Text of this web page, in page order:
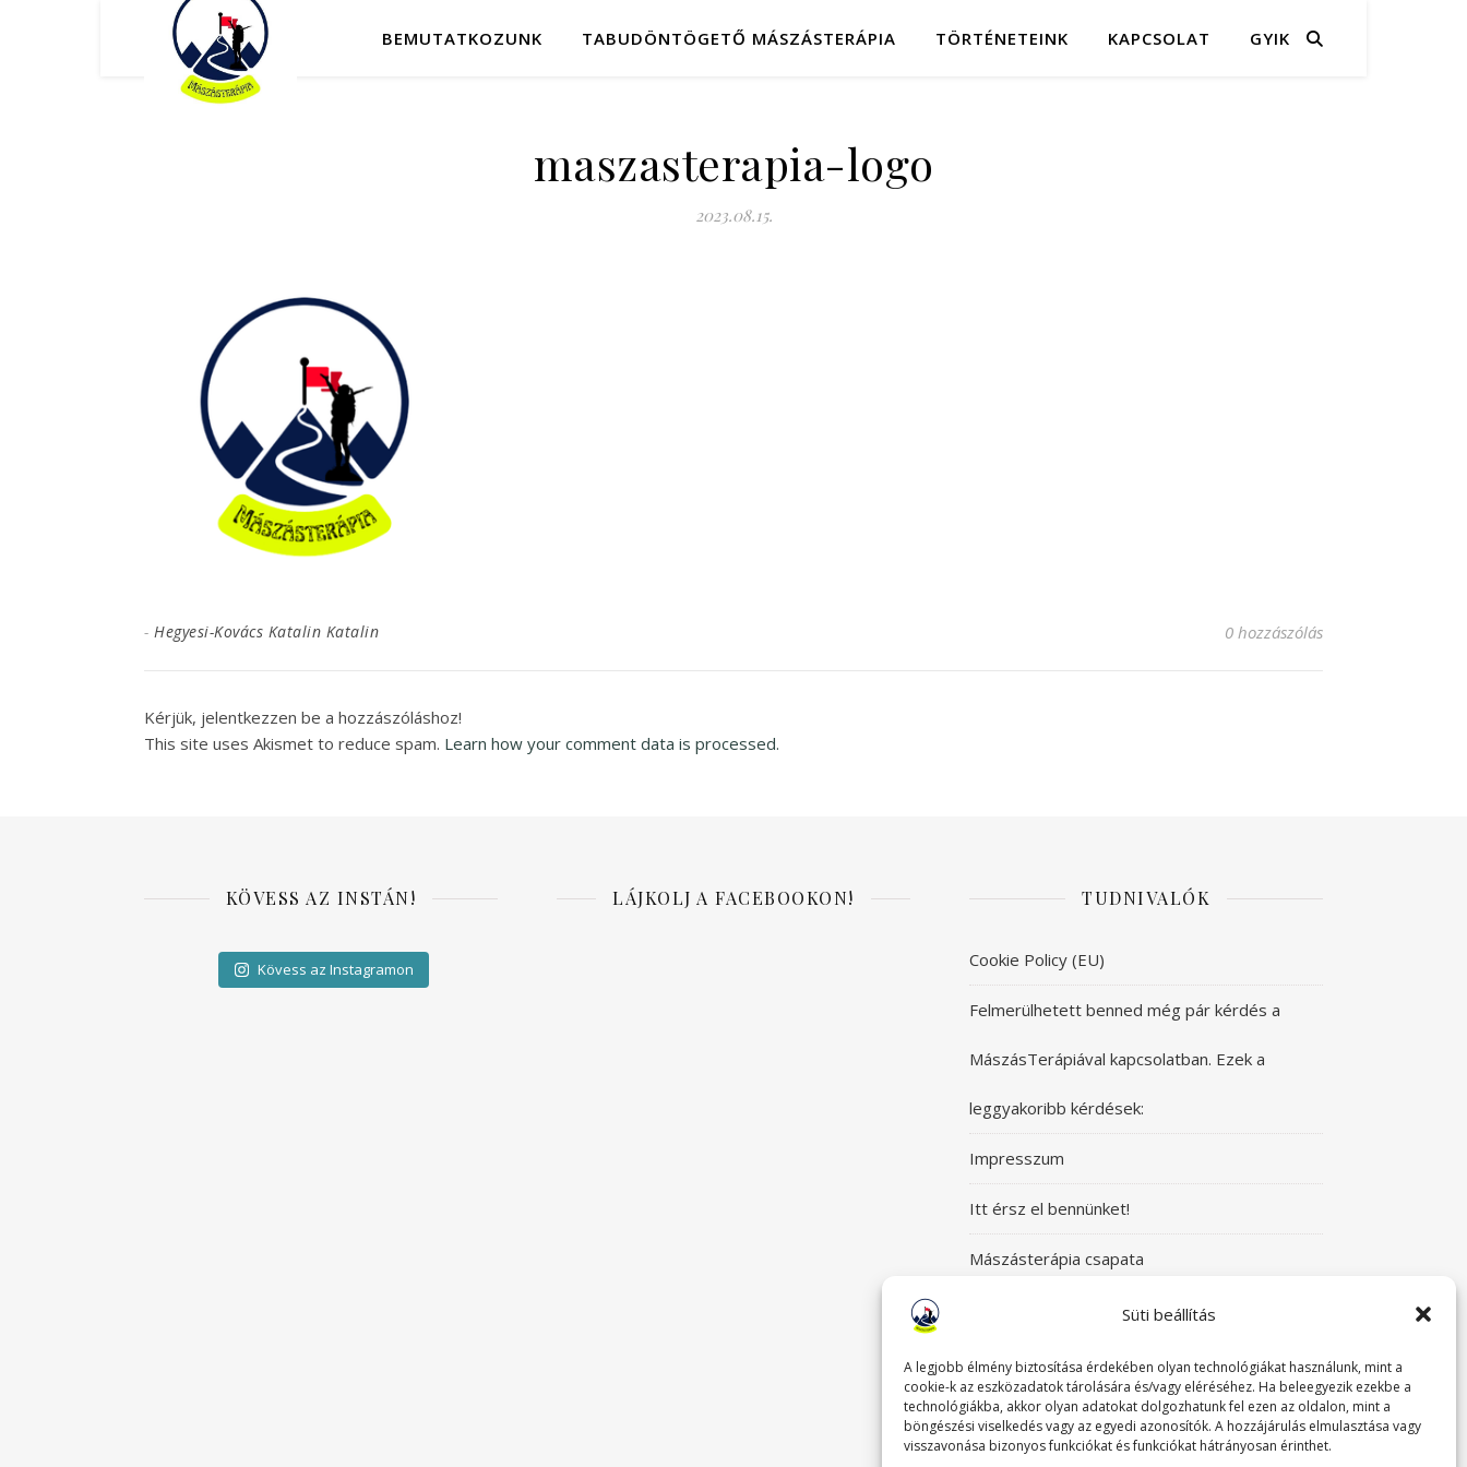
Süti beállítás
A legjobb élmény biztosítása érdekében olyan technológiákat használunk, mint a
cookie-k az eszközadatok tárolására és/vagy eléréséhez. Ha beleegyezik ezekbe a
technológiákba, akkor olyan adatokat dolgozhatunk fel ezen az oldalon, mint a
böngészési viselkedés vagy az egyedi azonosítók. A hozzájárulás elmulasztása vagy
visszavonása bizonyos funkciókat és funkciókat hátrányosan érinthet.
BEMUTATKOZUNK TABUDÖNTÖGETŐ MÁSZÁSTERÁPIA TÖRTÉNETEINK KAPCSOLAT GYIK
maszasterapia-logo
2023.08.15.
- Hegyesi-Kovács Katalin Katalin 0 hozzászólás
Kérjük, jelentkezzen be a hozzászóláshoz!
This site uses Akismet to reduce spam. Learn how your comment data is processed.
KÖVESS AZ INSTÁN!
Kövess az Instagramon
LÁJKOLJ A FACEBOOKON! TUDNIVALÓK
Cookie Policy (EU)
Felmerülhetett benned még pár kérdés a
MászásTerápiával kapcsolatban. Ezek a
leggyakoribb kérdések:
Impresszum
Itt érsz el bennünket!
Mászásterápia csapata
Szeretettel üdvözlünk a Mászásterápia oldalán!
Gyere, nézz körül!
TABUDÖNTÖGETŐ MászásTerápia
Történeteink